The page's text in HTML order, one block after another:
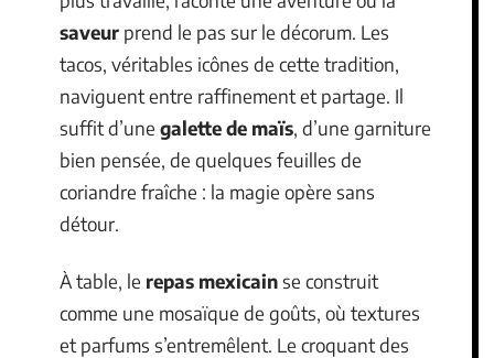
saveur prend le pas sur le décorum. Les
tacos, véritables icônes de cette tradition,
naviguent entre raffinement et partage. Il
suffit d’une galette de maïs, d’une garniture
bien pensée, de quelques feuilles de
coriandre fraîche : la magie opère sans
détour.
À table, le repas mexicainse construit
comme une mosaïque de goûts, où textures
et parfums s’entremêlent. Le croquant des